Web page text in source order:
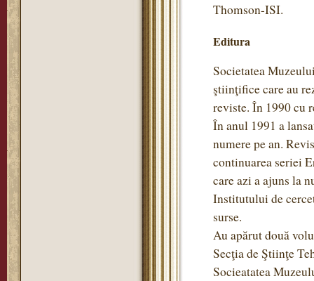
Thomson-ISI.
Editura
Societatea
ştiinţifice care au
reviste. În 1990 cu
În anul 1991 a
numere pe an.
continuarea seriei
care azi a ajuns la
Institutului de
surse.
Au apărut două
Secţia de Ştiinţe
Socieatatea